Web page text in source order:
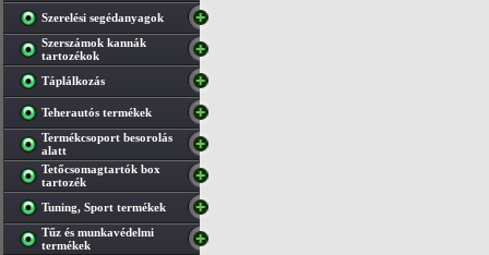
Szerelési segédanyagok
Szerszámok kannák
tartozékok
Táplálkozás
Teherautós termékek
Termékcsoport besorolás
alatt
Tetőcsomagtartók box
tartozék
Tuning, Sport termékek
Tűz és munkavédelmi
termékek